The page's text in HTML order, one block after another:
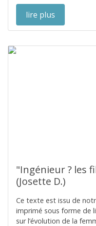
lire plus
"Ingénieur ? les
(Josette D.)
Ce texte est issu de
imprimé sous forme de
sur l’évolution de la